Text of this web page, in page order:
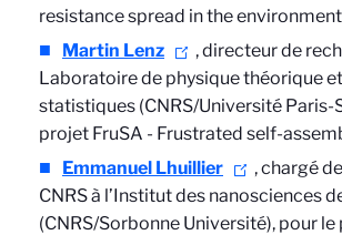
resistance spread in the
Martin Lenz
, directeur de
Laboratoire de physique théorique
statistiques (CNRS/Université Paris-
projet FruSA - Frustrated self-
Emmanuel Lhuillier
, chargé
CNRS à l’Institut des nanosciences
(CNRS/Sorbonne Université), pour